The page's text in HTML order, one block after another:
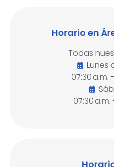
Horario en
Todas
Lunes
07:30 a.m.
07:30 a.m.